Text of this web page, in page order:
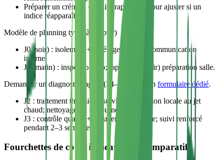
Préparer un créneau de suivi rapproché pour ajuster si un
indice réapparaît.
Modèle de planning type (à adapter)
J0 (soir) : isolement + repérage précis + communication
interne.
J1 (matin) : inspection pro; (après-midi/soir) préparation salle.
Demander un diagnostic rapide (24–48 h) via un formulaire dédié.
J2 : traitement thermique suivi d’une finition locale au jet
chaud; nettoyage fin de journée.
J3 : contrôle qualité + réouverture partielle; suivi renforcé
pendant 2–3 semaines.
Fourchettes de coûts indicatives et comparatif